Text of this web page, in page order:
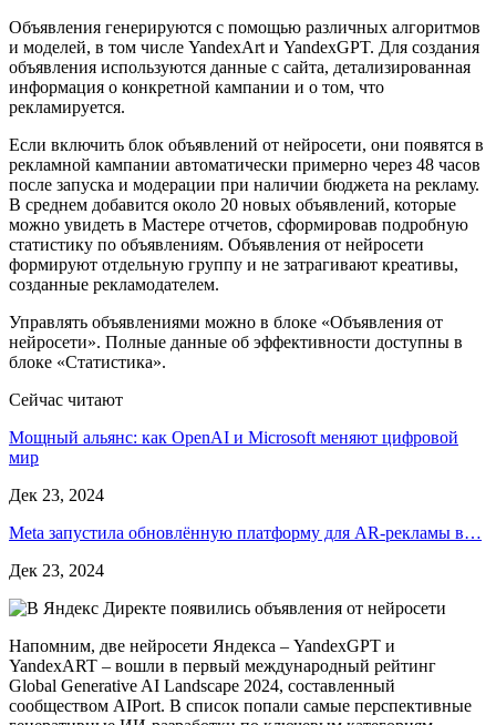
Объявления генерируются с помощью различных алгоритмов
и моделей, в том числе YandexArt и YandexGPT. Для создания
объявления используются данные с сайта, детализированная
информация о конкретной кампании и о том, что
рекламируется.
Если включить блок объявлений от нейросети, они появятся в
рекламной кампании автоматически примерно через 48 часов
после запуска и модерации при наличии бюджета на рекламу.
В среднем добавится около 20 новых объявлений, которые
можно увидеть в Мастере отчетов, сформировав подробную
статистику по объявлениям. Объявления от нейросети
формируют отдельную группу и не затрагивают креативы,
созданные рекламодателем.
Управлять объявлениями можно в блоке «Объявления от
нейросети». Полные данные об эффективности доступны в
блоке «Статистика».
Сейчас читают
Мощный альянс: как OpenAI и Microsoft меняют цифровой
мир
Дек 23, 2024
Meta запустила обновлённую платформу для AR-рекламы в…
Дек 23, 2024
Напомним, две нейросети Яндекса – YandexGPT и
YandexART – вошли в первый международный рейтинг
Global Generative AI Landscape 2024, составленный
сообществом AIPort. В список попали самые перспективные